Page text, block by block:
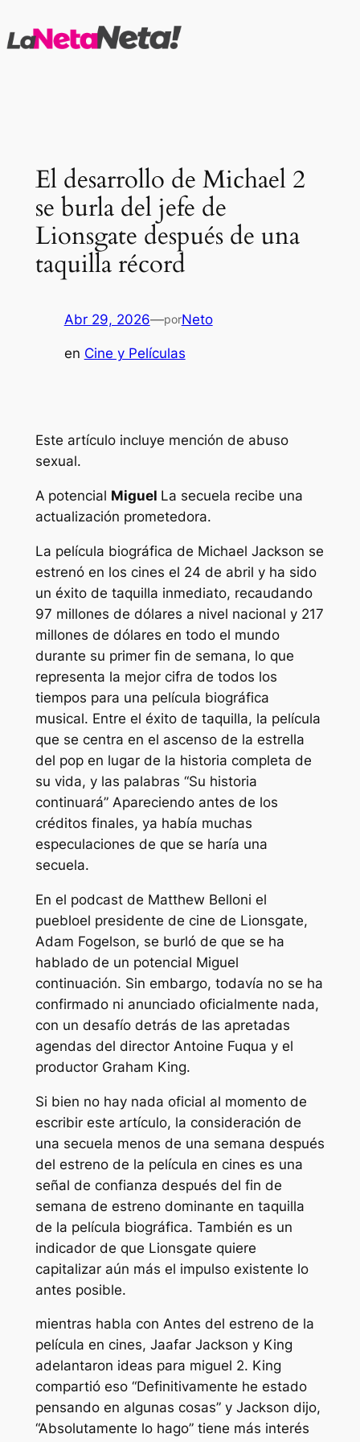
al
El desarrollo de Michael 2
se burla del jefe de
Lionsgate después de una
taquilla récord
Abr 29, 2026—porNeto
en Cine y Películas
Este artículo incluye mención de abuso
sexual.
A potencial Miguel La secuela recibe una
actualización prometedora.
La película biográfica de Michael Jackson se
estrenó en los cines el 24 de abril y ha sido
un éxito de taquilla inmediato, recaudando
97 millones de dólares a nivel nacional y 217
millones de dólares en todo el mundo
durante su primer fin de semana, lo que
representa la mejor cifra de todos los
tiempos para una película biográfica
musical. Entre el éxito de taquilla, la película
que se centra en el ascenso de la estrella
del pop en lugar de la historia completa de
su vida, y las palabras “Su historia
continuará” Apareciendo antes de los
créditos finales, ya había muchas
especulaciones de que se haría una
secuela.
En el podcast de Matthew Belloni el
puebloel presidente de cine de Lionsgate,
Adam Fogelson, se burló de que se ha
hablado de un potencial Miguel
continuación. Sin embargo, todavía no se ha
confirmado ni anunciado oficialmente nada,
con un desafío detrás de las apretadas
agendas del director Antoine Fuqua y el
productor Graham King.
Si bien no hay nada oficial al momento de
escribir este artículo, la consideración de
una secuela menos de una semana después
del estreno de la película en cines es una
señal de confianza después del fin de
semana de estreno dominante en taquilla
de la película biográfica. También es un
indicador de que Lionsgate quiere
capitalizar aún más el impulso existente lo
antes posible.
mientras habla con Antes del estreno de la
película en cines, Jaafar Jackson y King
adelantaron ideas para miguel 2. King
compartió eso “Definitivamente he estado
pensando en algunas cosas”y Jackson dijo,
“Absolutamente lo hago”tiene más interés